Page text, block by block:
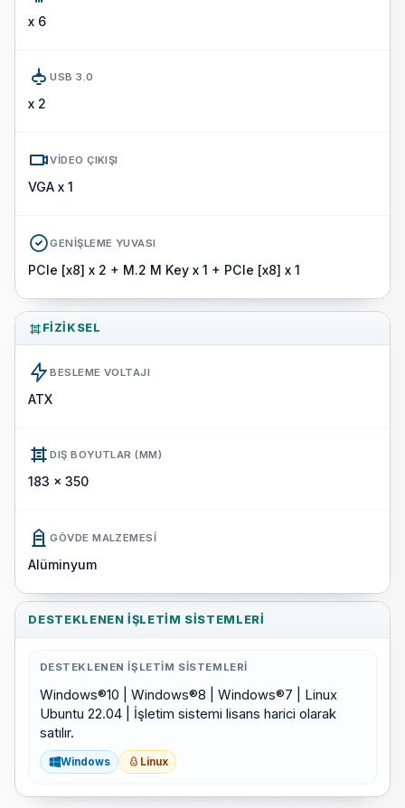
x 6
USB 3.0
x 2
VIDEO ÇIKIŞI
VGA x 1
GENIŞLEME YUVASI
PCIe [x8] x 2 + M.2 M Key x 1 + PCIe [x8] x 1
FIZIKSEL
BESLEME VOLTAJI
ATX
DIŞ BOYUTLAR (MM)
183 x 350
GÖVDE MALZEMESI
Alüminyum
DESTEKLENEN İŞLETIM SISTEMLERI
DESTEKLENEN İŞLETIM SISTEMLERI
Windows®10 | Windows®8 | Windows®7 | Linux
Ubuntu 22.04 | İşletim sistemi lisans harici olarak
satılır.
Windows Linux